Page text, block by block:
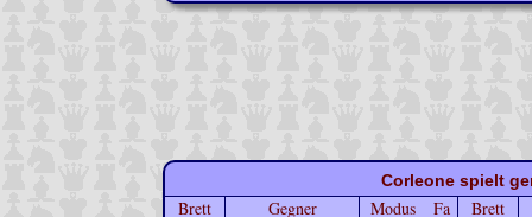
Corleone spielt
Brett Gegner Modus Fa Brett